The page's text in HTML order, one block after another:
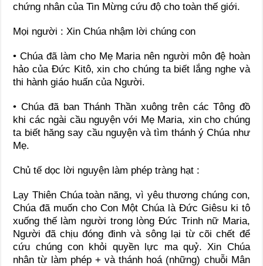
chứng nhân của Tin Mừng cứu độ cho toàn thế giới.
Mọi người : Xin Chúa nhậm lời chúng con
• Chúa đã làm cho Mẹ Maria nên người môn đệ hoàn
hảo của Đức Kitô, xin cho chúng ta biết lắng nghe và
thi hành giáo huấn của Người.
• Chúa đã ban Thánh Thần xuông trên các Tông đồ
khi các ngài cầu nguyện với Mẹ Maria, xin cho chúng
ta biết hăng say cầu nguyện và tìm thánh ý Chúa như
Mẹ.
Chủ tế dọc lời nguyện làm phép tràng hạt :
Lạy Thiên Chúa toàn năng, vì yêu thương chúng con,
Chúa đã muốn cho Con Một Chúa là Đức Giêsu ki tô
xuống thế làm người trong lòng Đức Trinh nữ Maria,
Người đã chịu đóng đinh và sông lại từ cõi chết để
cứu chúng con khỏi quyền lực ma quỷ. Xin Chúa
nhân từ làm phép + và thánh hoá (những) chuỗi Mân